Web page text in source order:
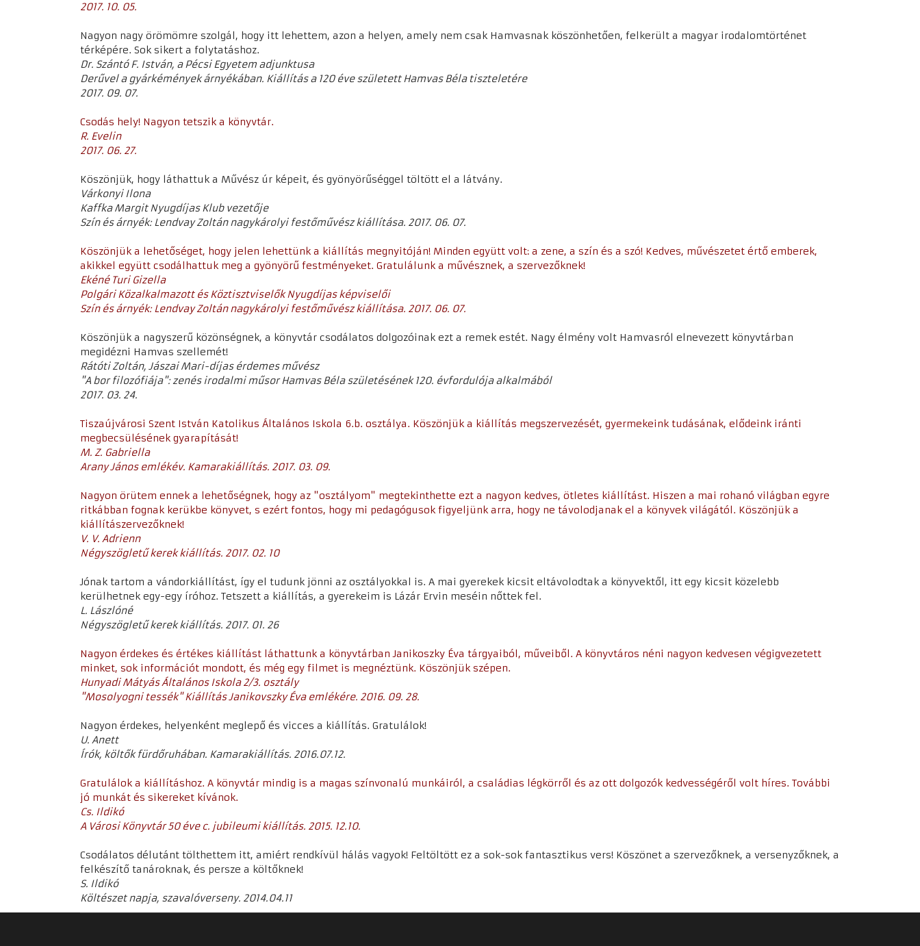
2017. 10. 05.
Nagyon nagy örömömre szolgál, hogy itt lehettem, azon a helyen, amely nem csak Hamvasnak köszönhetően, felkerült a magyar irodalomtörténet
térképére. Sok sikert a folytatáshoz.
Dr. Szántó F. István, a Pécsi Egyetem adjunktusa
Derűvel a gyárkémények árnyékában. Kiállítás a 120 éve született Hamvas Béla tiszteletére
2017. 09. 07.
Csodás hely! Nagyon tetszik a könyvtár.
R. Evelin
2017. 06. 27.
Köszönjük, hogy láthattuk a Művész úr képeit, és gyönyörűséggel töltött el a látvány.
Várkonyi Ilona
Kaffka Margit Nyugdíjas Klub vezetője
Szín és árnyék: Lendvay Zoltán nagykárolyi festőművész kiállítása. 2017. 06. 07.
Köszönjük a lehetőséget, hogy jelen lehettünk a kiállítás megnyitóján! Minden együtt volt: a zene, a szín és a szó! Kedves, művészetet értő emberek,
akikkel együtt csodálhattuk meg a gyönyörű festményeket. Gratulálunk a művésznek, a szervezőknek!
Ekéné Turi Gizella
Polgári Közalkalmazott és Köztisztviselők Nyugdíjas képviselői
Szín és árnyék: Lendvay Zoltán nagykárolyi festőművész kiállítása. 2017. 06. 07.
Köszönjük a nagyszerű közönségnek, a könyvtár csodálatos dolgozóinak ezt a remek estét. Nagy élmény volt Hamvasról elnevezett könyvtárban
megidézni Hamvas szellemét!
Rátóti Zoltán, Jászai Mari-díjas érdemes művész
"A bor filozófiája": zenés irodalmi műsor Hamvas Béla születésének 120. évfordulója alkalmából
2017. 03. 24.
Tiszaújvárosi Szent István Katolikus Általános Iskola 6.b. osztálya. Köszönjük a kiállítás megszervezését, gyermekeink tudásának, elődeink iránti
megbecsülésének gyarapítását!
M. Z. Gabriella
Arany János emlékév. Kamarakiállítás. 2017. 03. 09.
Nagyon örütem ennek a lehetőségnek, hogy az "osztályom" megtekinthette ezt a nagyon kedves, ötletes kiállítást. Hiszen a mai rohanó világban egyre
ritkábban fognak kerükbe könyvet, s ezért fontos, hogy mi pedagógusok figyeljünk arra, hogy ne távolodjanak el a könyvek világától. Köszönjük a
kiállítászervezőknek!
V. V. Adrienn
Négyszögletű kerek kiállítás. 2017. 02. 10
Jónak tartom a vándorkiállítást, így el tudunk jönni az osztályokkal is. A mai gyerekek kicsit eltávolodtak a könyvektől, itt egy kicsit közelebb
kerülhetnek egy-egy íróhoz. Tetszett a kiállítás, a gyerekeim is Lázár Ervin meséin nőttek fel.
L. Lászlóné
Négyszögletű kerek kiállítás. 2017. 01. 26
Nagyon érdekes és értékes kiállítást láthattunk a könyvtárban Janikoszky Éva tárgyaiból, műveiből. A könyvtáros néni nagyon kedvesen végigvezetett
minket, sok információt mondott, és még egy filmet is megnéztünk. Köszönjük szépen.
Hunyadi Mátyás Általános Iskola 2/3. osztály
"Mosolyogni tessék" Kiállítás Janikovszky Éva emlékére. 2016. 09. 28.
Nagyon érdekes, helyenként meglepő és vicces a kiállítás. Gratulálok!
U. Anett
Írók, költők fürdőruhában. Kamarakiállítás. 2016.07.12.
Gratulálok a kiállításhoz. A könyvtár mindig is a magas színvonalú munkáiról, a családias légkörről és az ott dolgozók kedvességéről volt híres. További
jó munkát és sikereket kívánok.
Cs. Ildikó
A Városi Könyvtár 50 éve c. jubileumi kiállítás. 2015. 12.10.
Csodálatos délutánt tölthettem itt, amiért rendkívül hálás vagyok! Feltöltött ez a sok-sok fantasztikus vers! Köszönet a szervezőknek, a versenyzőknek, a
felkészítő tanároknak, és persze a költőknek!
S. Ildikó
Költészet napja, szavalóverseny. 2014.04.11